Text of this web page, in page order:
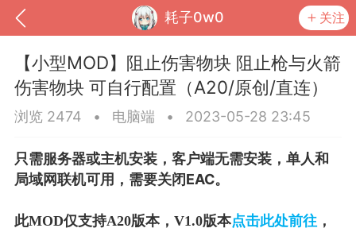
耗子0w0 关注
【小型MOD】阻止伤害物块 阻止枪与火箭
伤害物块 可自行配置（A20/原创/直连）
浏览 2474 • 电脑端 • 2023-05-28 23:45
只需服务器或主机安装，客户端无需安装，单人和
局域网联机可用，需要关闭EAC。
此MOD仅支持A20版本，V1.0版本点击此处前往，